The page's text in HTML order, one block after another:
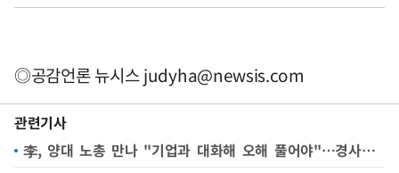
◎공감언론 뉴시스judyha@newsis.com
관련기사
李, 양대 노총 만나 "기업과 대화해 오해 풀어야"…경사노위 제안도